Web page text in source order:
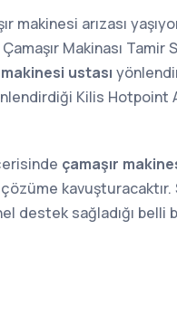
makinesi arızası
Makinası Tamir
ustası
Kilis Hotpoint
çamaşır
kavuşturacaktır.
sağladığı belli